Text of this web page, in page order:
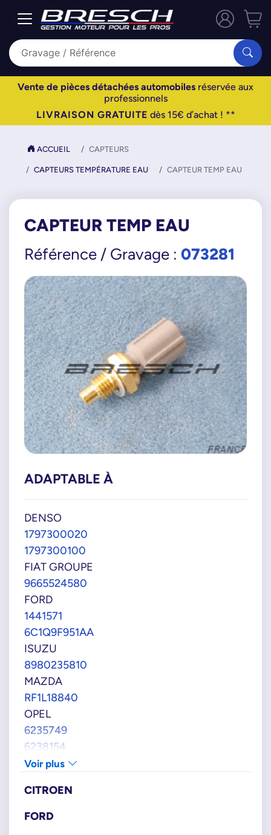
Vente de pièces détachées automobiles réservée aux
professionnels
LIVRAISON GRATUITE dès 15€ d’achat ! **
ACCUEIL CAPTEURS
CAPTEURS TEMPÉRATURE EAU CAPTEUR TEMP EAU
CAPTEUR TEMP EAU
Référence / Gravage : 073281
ADAPTABLE À
DENSO
1797300020
1797300100
FIAT GROUPE
9665524580
FORD
1441571
6C1Q9F951AA
ISUZU
8980235810
MAZDA
RF1L18840
OPEL
6235749
6238154
97216283
PSA GROUPE
00001920QJ
Voir plus
CITROEN
FORD